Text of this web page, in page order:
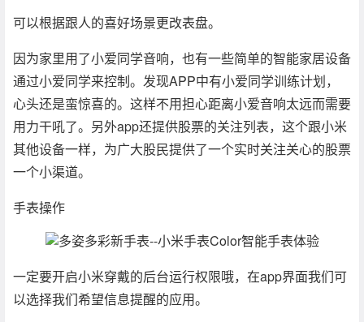
可以根据跟人的喜好场景更改表盘。
因为家里用了小爱同学音响，也有一些简单的智能家居设备
通过小爱同学来控制。发现APP中有小爱同学训练计划，
心头还是蛮惊喜的。这样不用担心距离小爱音响太远而需要
用力干吼了。另外app还提供股票的关注列表，这个跟小米
其他设备一样，为广大股民提供了一个实时关注关心的股票
一个小渠道。
手表操作
一定要开启小米穿戴的后台运行权限哦，在app界面我们可
以选择我们希望信息提醒的应用。